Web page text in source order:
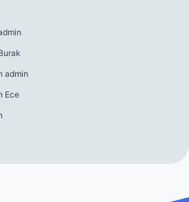
admin
Ece